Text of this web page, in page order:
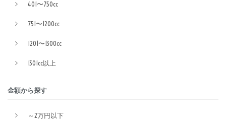
401〜750cc
751〜1200cc
1201〜1300cc
1301cc以上
金額から探す
～2万円以下